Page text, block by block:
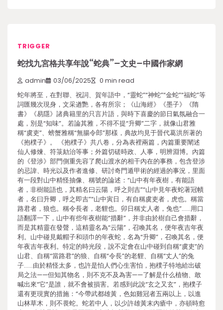
TRIGGER
蛇找九宮格共享年說“蛇典”–文史–中國作家網
admin 03/06/2025 0 min read
蛇年將至，在對聯、祝詞、賀年語中，“靈蛇”“神蛇”“金蛇”“福蛇”等
詞匯幾次現身，文采遒艷，各有所宗；《山海經》《墨子》《隋
書》《易隱》諸典籍里的只言片語，與時下喜慶的節日氣氛融合一
處，別是“知味”。若論其雅，不得不提“升卿”二字，就像山君雅
稱“虞吏”、螃蟹雅稱“無腸令郎”那樣，典故均見于晉代葛洪所著的
《抱樸子》。 《抱樸子》共八卷，分為表裡兩篇，內篇重要闡述
仙人修煉、符箓劾治等事；外篇切磋時政、人事，明辨淵博。內篇
的《登涉》部門側重先容了爬山渡水的相干內在的事務，包含登涉
的忌諱、時光以及作者進修、研討奇門遁甲術的經過的事況，里面
有一段對山中精怪抽像、稱號的論述：“山中有年夜樹，有能語
者，非樹能語也，其精名曰云陽，呼之則吉”“山中見年夜蛇著冠幘
者，名曰升卿，呼之即吉”“山中寅日，有自稱虞吏者，虎也。稱當
路君者，狼也。稱令長者，老貍也。卯日稱丈人者，兔也”……用口
語翻譯一下，山中有些年夜樹能“措辭”，并非由於樹自己會措辭，
而是其精靈在發聲，這精靈名為“云陽”，召喚其名，便年夜吉年夜
利。山中碰見戴帽子和頭巾的年夜蛇，名為“升卿”，召喚其名，便
年夜吉年夜利。特定的時光段，說不定會在山中碰到自稱“虞吏”的
山君、自稱“當路君”的狼、自稱“令長”的老貍、自稱“丈人”的兔
子……由於精怪太多，也許是怕人們心生害怕，抱樸子特地給出破
局之法——但知其物名，則不克不及為害——了解是什么植物、敢
喊出來“它”是誰，就不會被損害。若感到此說“玄之又玄”，抱樸子
還有更現實的措施：“今帶武都雄黃，色如雞冠者五兩以上，以進
山林草木，則不畏蛇。蛇若中人，以少許雄黃末內瘡中，亦頓時愈